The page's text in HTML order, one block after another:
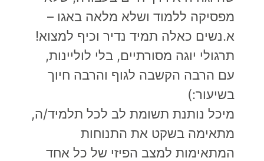
מפסיקה ללמוד ושלא מלאה באגו –
א.נשים כאלה תמיד נדיר וכיף למצוא!
תרגולי יוגה מסורתיים, בלי לוליינות,
עם הרבה הקשבה לגוף והרבה חיוך
בשיעור:)
מיכל נותנת תשומת לב לכל תלמיד/ה,
מתאימה בשקט את התנוחות
המתאימות למצב הפיזי של כל אחד